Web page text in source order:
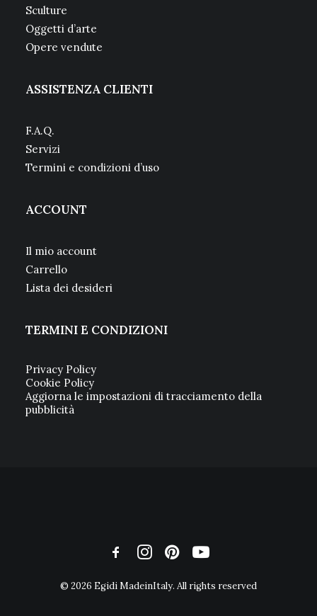
Sculture
Oggetti d’arte
Opere vendute
ASSISTENZA CLIENTI
F.A.Q.
Servizi
Termini e condizioni d’uso
ACCOUNT
Il mio account
Carrello
Lista dei desideri
TERMINI E CONDIZIONI
Privacy Policy
Cookie Policy
Aggiorna le impostazioni di tracciamento della
pubblicità
© 2026 Egidi MadeinItaly. All rights reserved